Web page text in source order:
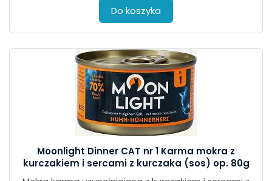
Do koszyka
Moonlight Dinner CAT nr 1 Karma mokra z
kurczakiem i sercami z kurczaka (sos) op. 80g